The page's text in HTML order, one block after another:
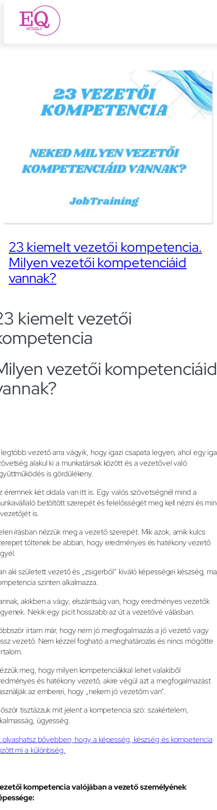
Ugráskompetencia
23 kiemelt vezetői kompetencia.
Milyen vezetői kompetenciáid
vannak?
kiemelt vezetői
vezetői kompetenciáid
vezető arra vágyik, hogy igazi csapata legyen, ahol egy
alakul ki a munkatársak között és a vezetővel való
is gördülékeny.
éremnek két oldala van itt is. Egy valós szövetségnél mind a
betöltött szerepét és felelősségét meg kell nézni és
is.
írásban nézzük meg a vezető szerepét. Mik azok, amik kulcs
töltenek be abban, hogy eredményes és hatékony vezető
aki született vezető és „zsigerből” kiváló képességei készség,
szinten alkalmazza.
akikben a vágy, elszántság van, hogy eredményes vezetők
Nekik egy picit hosszabb az út a vezetővé válásban.
írtam már, hogy nem jó megfogalmazás a jó vezető vagy
vezető. Nem kézzel fogható a meghatározás és nincs mögötte
meg, hogy milyen kompetenciákkal lehet valakiből
és hatékony vezető, akire végül azt a megfogalmazást
az emberei, hogy „nekem jó vezetőm van”.
tisztázzuk mit jelent a kompetencia szó: szakértelem,
ügyesség.
olvashatsz bővebben, hogy a képesség, készség és kompetencia
mi a különbség.
kompetencia valójában a vezető személyének